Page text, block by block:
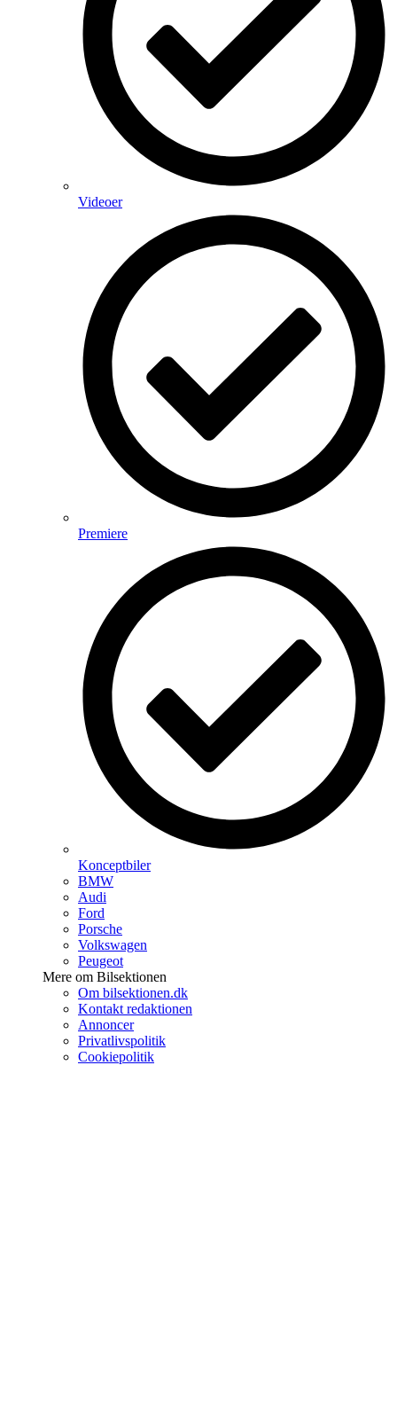
Videoer
Premiere
Konceptbiler
BMW
Audi
Ford
Porsche
Volkswagen
Peugeot
Mere om Bilsektionen
Om bilsektionen.dk
Kontakt redaktionen
Annoncer
Privatlivspolitik
Cookiepolitik